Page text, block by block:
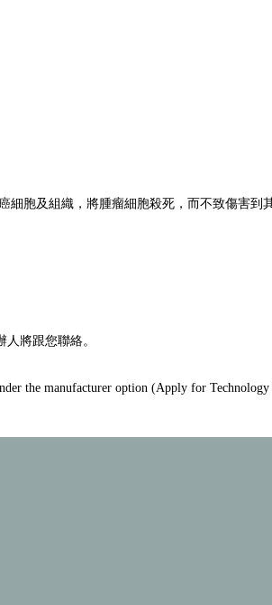
胞及組織，將腫瘤細胞殺死，而不致傷害
將跟您聯絡。
the manufacturer option (Apply for